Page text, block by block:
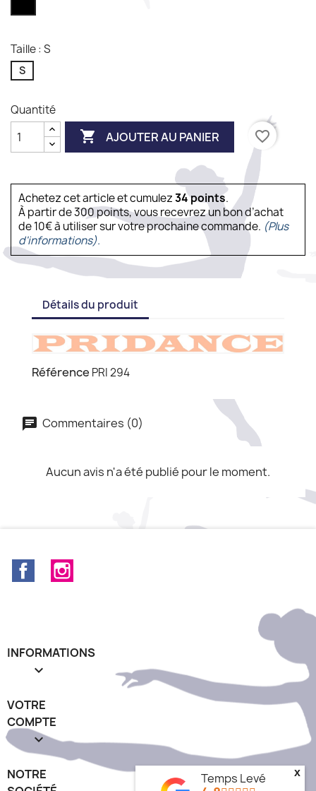
Taille : S
S
Quantité
 AJOUTER AU PANIER favorite_border
Achetez cet article et cumulez34points.
À partir de 300 points, vous recevrez un bon d’achat
de 10€ à utiliser sur votre prochaine commande. (Plus
d'informations).
Détails du produit
Référence PRI 294
Commentaires (0)
Aucun avis n'a été publié pour le moment.
Facebook
INFORMATIONS

VOTRE
COMPTE

NOTRE
Temps Levé x